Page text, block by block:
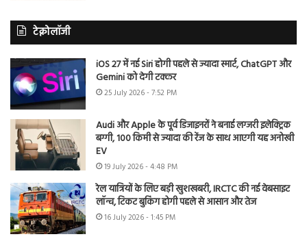
टेक्नोलॉजी
iOS 27 में नई Siri होगी पहले से ज्यादा स्मार्ट, ChatGPT और
Gemini को देगी टक्कर
25 July 2026 - 7:52 PM
Audi और Apple के पूर्व डिजाइनरों ने बनाई लग्जरी इलेक्ट्रिक
बग्गी, 100 किमी से ज्यादा की रेंज के साथ आएगी यह अनोखी
EV
19 July 2026 - 4:48 PM
रेल यात्रियों के लिए बड़ी खुशखबरी, IRCTC की नई वेबसाइट
लॉन्च, टिकट बुकिंग होगी पहले से आसान और तेज
16 July 2026 - 1:45 PM